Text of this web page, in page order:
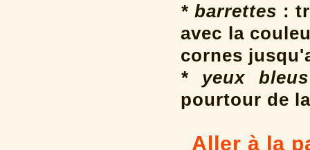
* barrettes :
avec la
cornes
* yeux bleus
pourtour de
Aller à la